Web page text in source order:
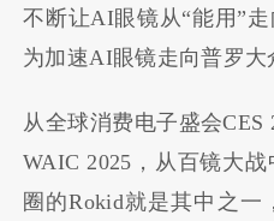
不断让AI眼镜从“能用”
为加速AI眼镜走向普罗大
从全球消费电子盛会CES
WAIC 2025，从百镜大
圈的Rokid就是其中之